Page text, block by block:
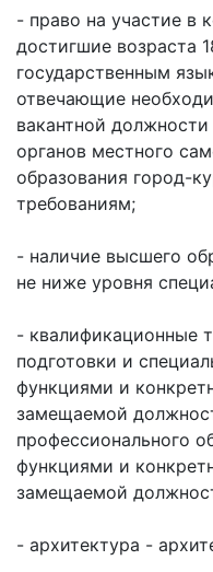
Инициативное
бюджетирование
Инвестиционная
привлекательность
города
Фотогалерея
WEB-
Карта
РУКОВОДИТЕЛИ
Глава
муниципального
образования
руководителей
в
и
- право на участие в
достигшие возраста
государственным
отвечающие
вакантной
органов местного
образования город-
требованиям;
- наличие высшего
не ниже уровня
- квалификационные
подготовки и
функциями и
замещаемой
профессионального
функциями и
замещаемой
- архитектура -